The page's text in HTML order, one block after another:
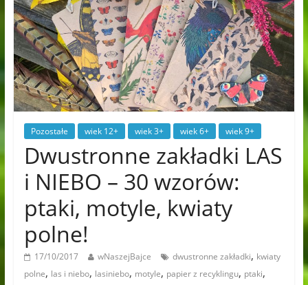
Pozostałe wiek 12+ wiek 3+ wiek 6+ wiek 9+
Dwustronne zakładki LAS
i NIEBO – 30 wzorów:
ptaki, motyle, kwiaty
polne!
17/10/2017 wNaszejBajce dwustronne zakładki, kwiaty
polne, las i niebo, lasiniebo, motyle, papier z recyklingu, ptaki,